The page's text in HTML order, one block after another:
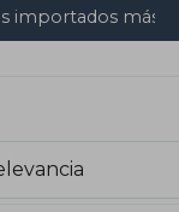
importados más